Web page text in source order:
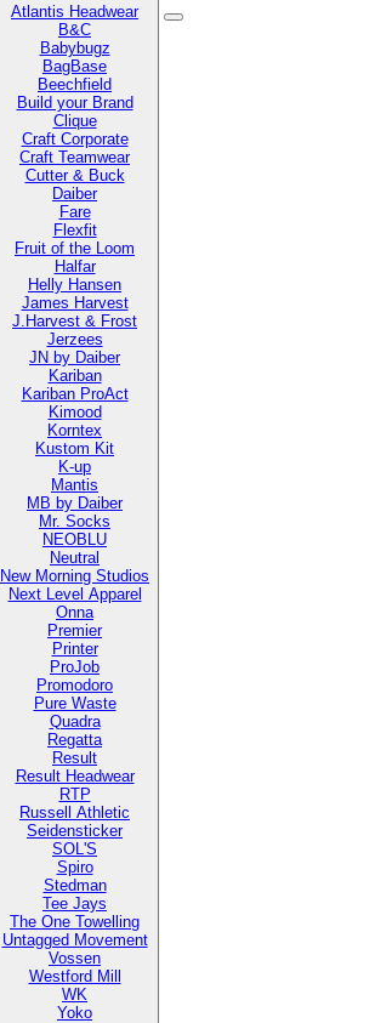
Atlantis Headwear
B&C
Babybugz
BagBase
Beechfield
Build your Brand
Clique
Craft Corporate
Craft Teamwear
Cutter & Buck
Daiber
Fare
Flexfit
Fruit of the Loom
Halfar
Helly Hansen
James Harvest
J.Harvest & Frost
Jerzees
JN by Daiber
Kariban
Kariban ProAct
Kimood
Korntex
Kustom Kit
K-up
Mantis
MB by Daiber
Mr. Socks
NEOBLU
Neutral
New Morning Studios
Next Level Apparel
Onna
Premier
Printer
ProJob
Promodoro
Pure Waste
Quadra
Regatta
Result
Result Headwear
RTP
Russell Athletic
Seidensticker
SOL'S
Spiro
Stedman
Tee Jays
The One Towelling
Untagged Movement
Vossen
Westford Mill
WK
Yoko